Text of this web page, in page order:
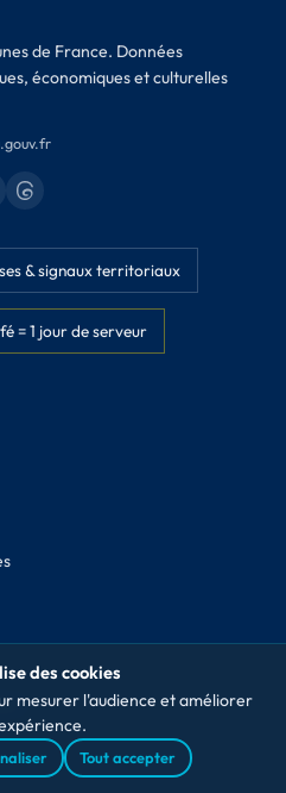
de France. Données
économiques et culturelles
& signaux territoriaux
= 1 jour de serveur
des cookies
mesurer l'audience et améliorer
Tout accepter